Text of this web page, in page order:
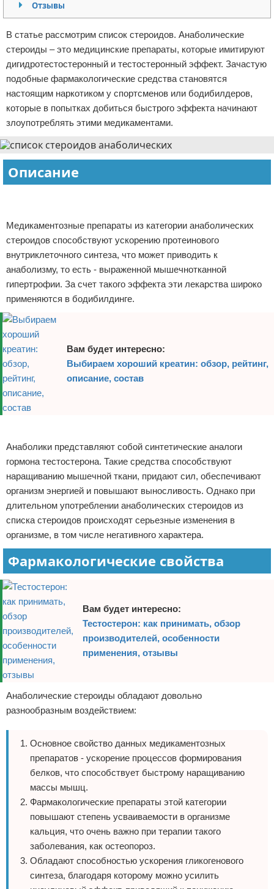
Боевые виды искусства
Как накачаться
Теннис
Легкая атлетика
Водный спорт
Похудание
Йога и пилатес
Волейбол
Детский спорт
Зимние виды спорта
Тренировки дома
Спортивное питание
Отказ от ответственности
Отзывы
В статье рассмотрим список стероидов. Анаболические
стероиды – это медицинские препараты, которые имитируют
дигидротестостеронный и тестостеронный эффект. Зачастую
подобные фармакологические средства становятся
настоящим наркотиком у спортсменов или бодибилдеров,
которые в попытках добиться быстрого эффекта начинают
злоупотреблять этими медикаментами.
Описание
Медикаментозные препараты из категории анаболических
стероидов способствуют ускорению протеинового
внутриклеточного синтеза, что может приводить к
анаболизму, то есть - выраженной мышечнотканной
гипертрофии. За счет такого эффекта эти лекарства широко
применяются в бодибилдинге.
Вам будет интересно:
Выбираем хороший креатин: обзор, рейтинг,
описание, состав
Анаболики представляют собой синтетические аналоги
гормона тестостерона. Такие средства способствуют
наращиванию мышечной ткани, придают сил, обеспечивают
организм энергией и повышают выносливость. Однако при
длительном употреблении анаболических стероидов из
списка стероидов происходят серьезные изменения в
организме, в том числе негативного характера.
Фармакологические свойства
Вам будет интересно:
Тестостерон: как принимать, обзор
производителей, особенности
применения, отзывы
Анаболические стероиды обладают довольно
разнообразным воздействием:
Основное свойство данных медикаментозных
препаратов - ускорение процессов формирования
белков, что способствует быстрому наращиванию
массы мышц.
Фармакологические препараты этой категории
повышают степень усваиваемости в организме
кальция, что очень важно при терапии такого
заболевания, как остеопороз.
Обладают способностью ускорения гликогенового
синтеза, благодаря которому можно усилить